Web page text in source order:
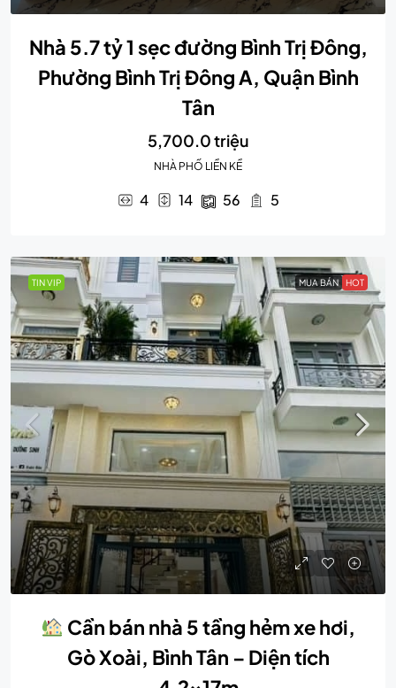
Nhà 5.7 tỷ 1 sẹc đường Bình Trị Đông,
Phường Bình Trị Đông A, Quận Bình
Tân
5,700.0 triệu
NHÀ PHỐ LIỀN KỀ
4 14 56 5
TIN VIP MUA BÁN HOT
Cần bán nhà 5 tầng hẻm xe hơi,
Gò Xoài, Bình Tân – Diện tích